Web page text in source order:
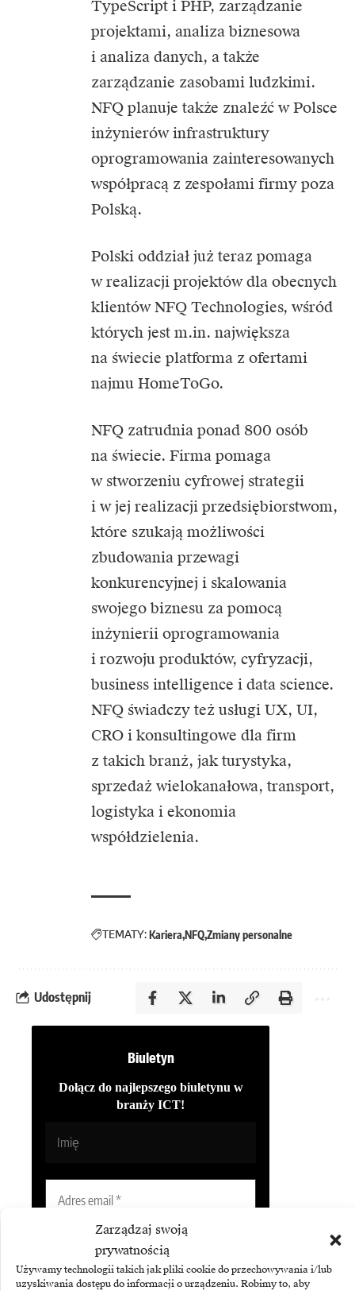
Zarządzaj swoją
prywatnością
Używamy technologii takich jak pliki cookie do przechowywania i/lub
uzyskiwania dostępu do informacji o urządzeniu. Robimy to, aby
TypeScript i PHP, zarządzanie
projektami, analiza biznesowa
i analiza danych, a także
zarządzanie zasobami ludzkimi.
NFQ planuje także znaleźć w Polsce
inżynierów infrastruktury
oprogramowania zainteresowanych
współpracą z zespołami firmy poza
Polską.
Polski oddział już teraz pomaga
w realizacji projektów dla obecnych
klientów NFQ Technologies, wśród
których jest m.in. największa
na świecie platforma z ofertami
najmu HomeToGo.
NFQ zatrudnia ponad 800 osób
na świecie. Firma pomaga
w stworzeniu cyfrowej strategii
i w jej realizacji przedsiębiorstwom,
które szukają możliwości
zbudowania przewagi
konkurencyjnej i skalowania
swojego biznesu za pomocą
inżynierii oprogramowania
i rozwoju produktów, cyfryzacji,
business intelligence i data science.
NFQ świadczy też usługi UX, UI,
CRO i konsultingowe dla firm
z takich branż, jak turystyka,
sprzedaż wielokanałowa, transport,
logistyka i ekonomia
współdzielenia.
TEMATY:Kariera NFQZmiany personalne
Udostępnij
Biuletyn
Dołącz do najlepszego biuletynu w
branży ICT!